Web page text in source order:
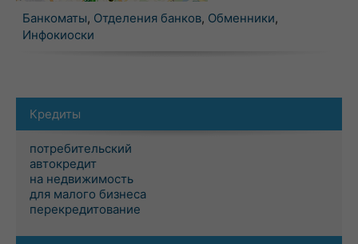
Банкоматы, Отделения банков, Обменники,
Инфокиоски
Кредиты
потребительский
автокредит
на недвижимость
для малого бизнеса
перекредитование